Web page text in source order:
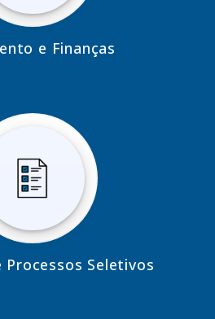
e Finanças
Processos Seletivos